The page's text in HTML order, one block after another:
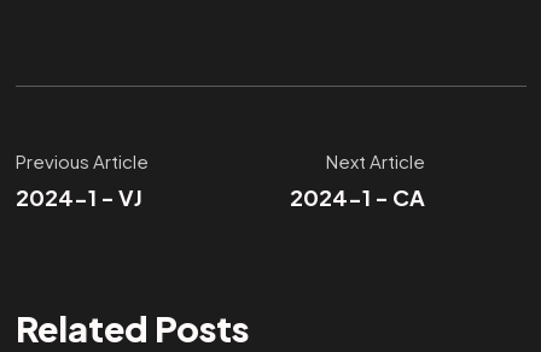
Previous Article
2024-1 - VJ
Next Article
2024-1 - CA
Related Posts